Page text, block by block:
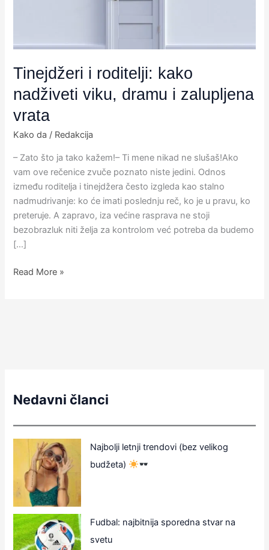
Tinejdžeri i roditelji: kako
nadživeti viku, dramu i zalupljena
vrata
Kako da / Redakcija
– Zato što ja tako kažem!– Ti mene nikad ne slušaš!Ako
vam ove rečenice zvuče poznato niste jedini. Odnos
između roditelja i tinejdžera često izgleda kao stalno
nadmudrivanje: ko će imati poslednju reč, ko je u pravu, ko
preteruje. A zapravo, iza većine rasprava ne stoji
bezobrazluk niti želja za kontrolom već potreba da budemo
[…]
vrata
Read More »
Nedavni članci
Najbolji letnji trendovi (bez velikog
budžeta)
Fudbal: najbitnija sporedna stvar na
svetu